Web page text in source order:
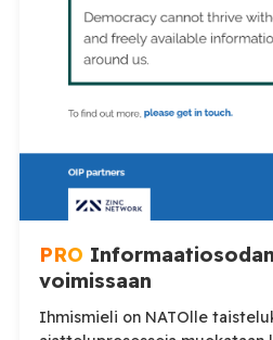
PRO
voimissaan
Ihmismieli on NATOlle